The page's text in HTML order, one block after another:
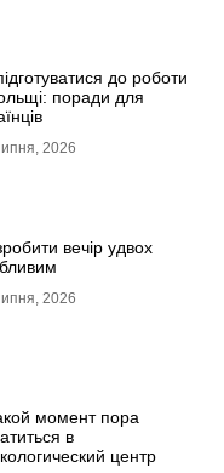
до роботи
поради для
2026
вечір удвох
2026
момент пора
в
центр